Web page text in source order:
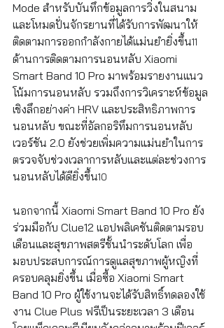
Mode สำหรับบันทึกข้อมูลการวิ่งในสนาม
และโหมดปั่นจักรยานที่ได้รับการพัฒนาให้
ติดตามการออกกำลังกายได้แม่นยำยิ่งขึ้น11
ด้านการติดตามการนอนหลับ Xiaomi
Smart Band 10 Pro มาพร้อมรายงานแนว
โน้มการนอนหลับ รวมถึงการวิเคราะห์ข้อมูล
เชิงลึกอย่างค่า HRV และประสิทธิภาพการ
นอนหลับ ขณะที่อัลกอริทึมการนอนหลับ
เวอร์ชัน 2.0 ยังช่วยเพิ่มความแม่นยำในการ
ตรวจจับช่วงเวลาการหลับและแต่ละช่วงการ
นอนหลับได้ดียิ่งขึ้น10
นอกจากนี้ Xiaomi Smart Band 10 Pro ยัง
ร่วมมือกับ Clue12 แอปพลิเคชันติดตามรอบ
เดือนและสุขภาพสตรีชั้นนำระดับโลก เพื่อ
มอบประสบการณ์การดูแลสุขภาพผู้หญิงที่
ครอบคลุมยิ่งขึ้น เมื่อซื้อ Xiaomi Smart
Band 10 Pro ผู้ใช้งานจะได้รับสิทธิ์ทดลองใช้
งาน Clue Plus ฟรีเป็นระยะเวลา 3 เดือน